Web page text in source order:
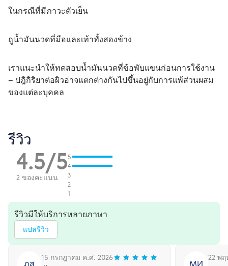
ในกรณีที่มีภาวะตัวเย็น
ถูน้ำมันนวดที่มือและเท้าทั้งสองข้าง
เราแนะนำให้ทดสอบน้ำมันนวดที่ข้อพับแขนก่อนการใช้งาน
– ปฎิกิริยาต่อผิวอาจแตกต่างกันไปขึ้นอยู่กับการแพ้ส่วนผสม
ของแต่ละบุคคล
รีวิว
4.5/5
2 ของคะแนน
5
4
3
2
1
รีวิวมีให้บริการหลายภาษา
แปลรีวิว
ภส
15 กรกฎาคม ค.ศ. 2026
МИ
22 พ